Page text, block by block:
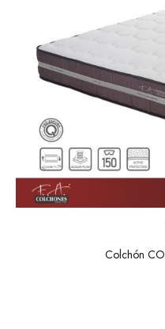
Colchón